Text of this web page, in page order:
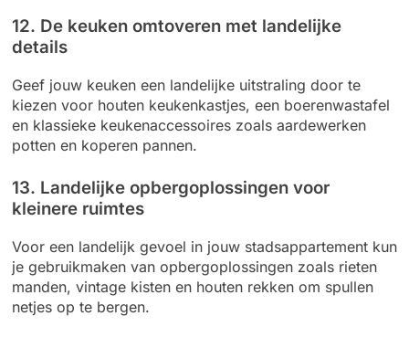
12. De keuken omtoveren met landelijke
details
Geef jouw keuken een landelijke uitstraling door te
kiezen voor houten keukenkastjes, een boerenwastafel
en klassieke keukenaccessoires zoals aardewerken
potten en koperen pannen.
13. Landelijke opbergoplossingen voor
kleinere ruimtes
Voor een landelijk gevoel in jouw stadsappartement kun
je gebruikmaken van opbergoplossingen zoals rieten
manden, vintage kisten en houten rekken om spullen
netjes op te bergen.